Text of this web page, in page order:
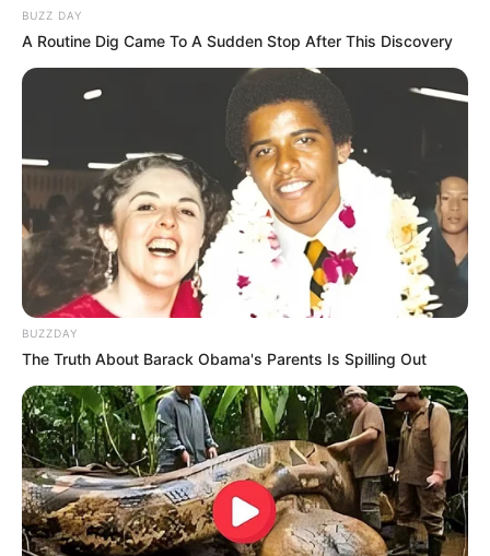
BUZZ DAY
A Routine Dig Came To A Sudden Stop After This Discovery
BUZZDAY
The Truth About Barack Obama's Parents Is Spilling Out